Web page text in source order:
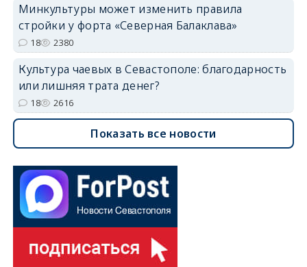
Минкультуры может изменить правила
стройки у форта «Северная Балаклава»
18 2380
Культура чаевых в Севастополе: благодарность
или лишняя трата денег?
18 2616
Показать все новости